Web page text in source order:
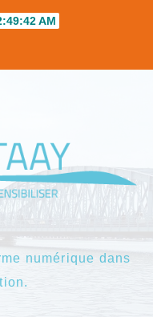
AM
numérique dans